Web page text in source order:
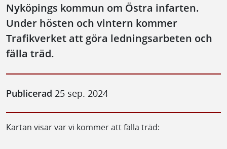
Nyköpings kommun om Östra infarten.
Under hösten och vintern kommer
Trafikverket att göra ledningsarbeten och
fälla träd.
Publicerad 25 sep. 2024
Kartan visar var vi kommer att fälla träd: